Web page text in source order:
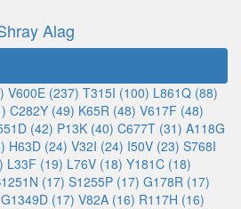
Alag
V600E (237) T315I (100) L861Q (88)
C282Y (49) K65R (48) V617F (48)
(42) P13K (40) C677T (31) A118G
H63D (24) V32I (24) I50V (23) S768I
L33F (19) L76V (18) Y181C (18)
(17) S1255P (17) G178R (17)
G1349D (17) V82A (16) R117H (16)